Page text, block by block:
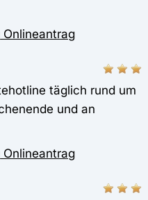
Onlineantrag
täglich rund um
und an
Onlineantrag